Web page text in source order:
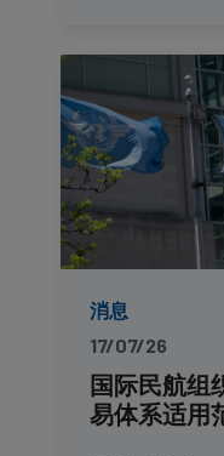
消息
17/07/26
国际民航组
易体系适用